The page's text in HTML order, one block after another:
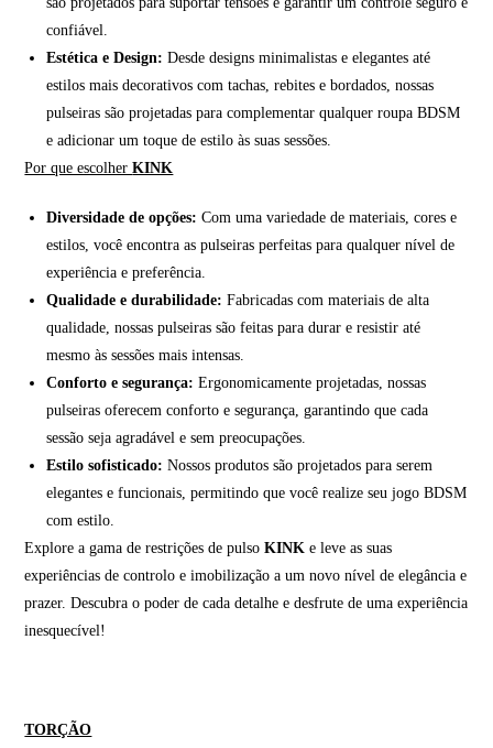
confiável.
Estética e Design: Desde designs minimalistas e elegantes até
estilos mais decorativos com tachas, rebites e bordados, nossas
pulseiras são projetadas para complementar qualquer roupa BDSM
e adicionar um toque de estilo às suas sessões.
Por que escolherKINK
Diversidade de opções: Com uma variedade de materiais, cores e
estilos, você encontra as pulseiras perfeitas para qualquer nível de
experiência e preferência.
Qualidade e durabilidade: Fabricadas com materiais de alta
qualidade, nossas pulseiras são feitas para durar e resistir até
mesmo às sessões mais intensas.
Conforto e segurança: Ergonomicamente projetadas, nossas
pulseiras oferecem conforto e segurança, garantindo que cada
sessão seja agradável e sem preocupações.
Estilo sofisticado: Nossos produtos são projetados para serem
elegantes e funcionais, permitindo que você realize seu jogo BDSM
com estilo.
Explore a gama de restrições de pulsoKINK e leve as suas
experiências de controlo e imobilização a um novo nível de elegância e
prazer. Descubra o poder de cada detalhe e desfrute de uma experiência
inesquecível!
TORÇÃO